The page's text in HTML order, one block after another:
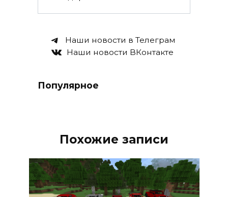
Наши новости в Телеграм
Наши новости ВКонтакте
Популярное
Похожие записи